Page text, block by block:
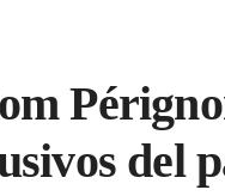
del